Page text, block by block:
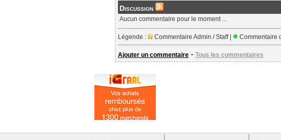
Discussion
Aucun commentaire pour le moment ...
Légende : Commentaire Admin / Staff | Commentaire
Ajouter un commentaire - Tous les commentaires